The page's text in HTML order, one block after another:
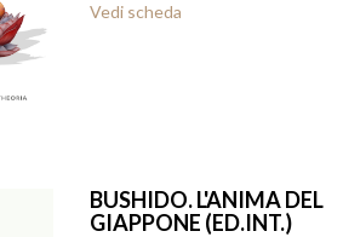
Vedi scheda
BUSHIDO. L'ANIMA DEL
GIAPPONE (ED.INT.)